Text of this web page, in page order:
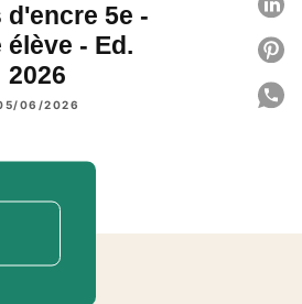
d'encre 5e -
élève - Ed.
2026
06/2026